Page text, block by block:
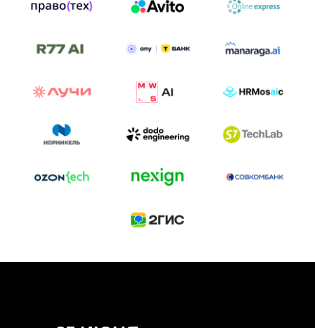
к построению бизнеса и созданию технологий под
И БИТВА АГЕНТОВ